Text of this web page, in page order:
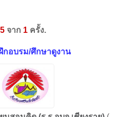
5 จาก 1 ครั้ง.
กอบรม/ศึกษาดูงาน